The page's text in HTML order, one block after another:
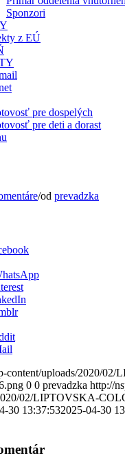
Sponzori
z EÚ
pre dospelých
pre deti a dorast
/od prevadzka
content/uploads/2020/
0 0 prevadzka http://
02/LIPTOVSKA-
30 13:37:532025-04-30